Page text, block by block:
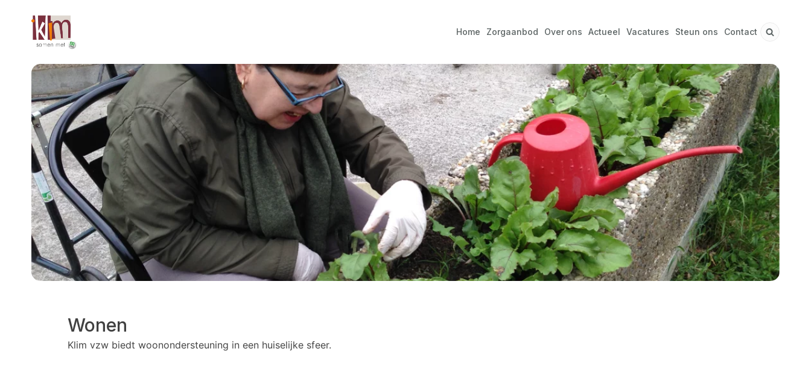
Home Zorgaanbod Over ons Actueel Vacatures Steun ons Contact
Wonen
Klim vzw biedt woonondersteuning in een huiselijke sfeer.